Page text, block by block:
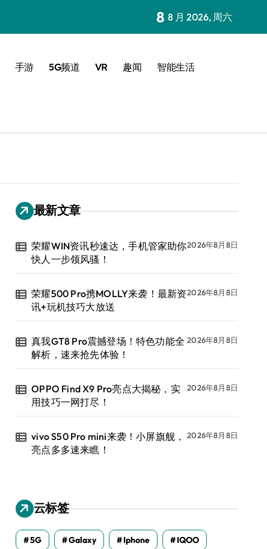
8 8 月 2026, 周六
手游 5G频道 VR 趣闻 智能生活
最新文章
荣耀WIN资讯秒速达，手机管家助你
快人一步领风骚！
2026年8月8日
荣耀500 Pro携MOLLY来袭！最新资
讯+玩机技巧大放送
2026年8月8日
真我GT8 Pro震撼登场！特色功能全
解析，速来抢先体验！
2026年8月8日
OPPO Find X9 Pro亮点大揭秘，实
用技巧一网打尽！
2026年8月8日
vivo S50 Pro mini来袭！小屏旗舰，
亮点多多速来瞧！
2026年8月8日
云标签
5G Galaxy Iphone IQOO